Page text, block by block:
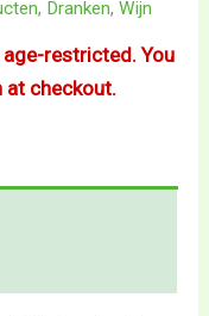
, Dranken,Wijn
restricted. You
at checkout.